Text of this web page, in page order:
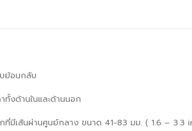
ย้อนกลับ
ทั้งด้านในและด้านนอก
ที่มีเส้นผ่านศูนย์กลาง ขนาด 41-83 มม. ( 1.6 – 3.3